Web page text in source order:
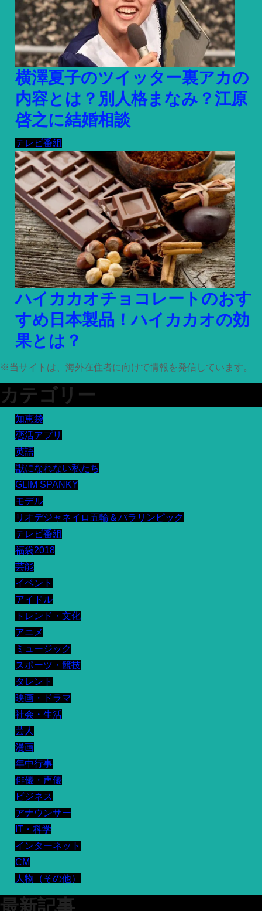
横澤夏子のツイッター裏アカの
内容とは？別人格まなみ？江原
啓之に結婚相談
テレビ番組
ハイカカオチョコレートのおす
すめ日本製品！ハイカカオの効
果とは？
※当サイトは、海外在住者に向けて情報を発信しています。
カテゴリー
知恵袋
恋活アプリ
英語
獣になれない私たち
GLIM SPANKY
モデル
リオデジャネイロ五輪＆パラリンピック
テレビ番組
福袋2018
芸能
イベント
アイドル
トレンド・文化
アニメ
ミュージック
スポーツ・競技
タレント
映画・ドラマ
社会・生活
芸人
漫画
年中行事
俳優・声優
ビジネス
アナウンサー
IT・科学
インターネット
CM
人物（その他）
最新記事